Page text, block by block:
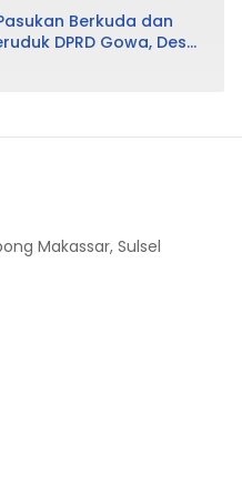
Pasukan Berkuda dan
DPRD Gowa, Desak
Makassar, Sulsel